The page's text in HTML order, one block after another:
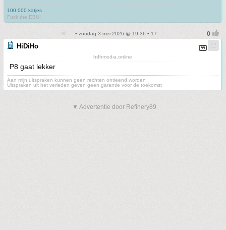
100.000 katjes
Fuck the EBU!
• zondag 3 mei 2026 @ 19:36 • 17
HiDiHo
hdhmedia.online
P8 gaat lekker
Aan mijn uitspraken kunnen geen rechten ontleend worden
Uitspraken uit het verleden geven geen garantie voor de toekomst
▼ Advertentie door Refinery89